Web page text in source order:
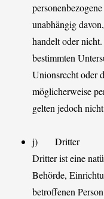
unabhängig
handelt oder
bestimmten
Unionsrecht oder
möglicherweise
gelten jedoch
j) Dritter
Dritter ist eine
Behörde,
betroffenen